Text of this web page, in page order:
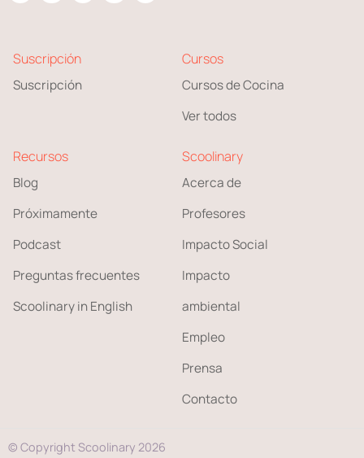
Suscripción
Suscripción
Cursos
Cursos de Cocina
Ver todos
Recursos
Blog
Próximamente
Podcast
Preguntas frecuentes
Scoolinary in English
Scoolinary
Acerca de
Profesores
Impacto Social
Impacto
ambiental
Empleo
Prensa
Contacto
© Copyright Scoolinary 2026